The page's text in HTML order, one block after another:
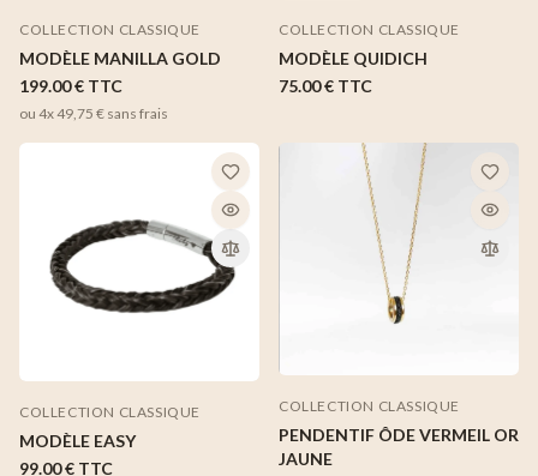
COLLECTION CLASSIQUE
MODÈLE MANILLA GOLD
199.00 € TTC
ou 4x49,75 € sans frais
COLLECTION CLASSIQUE
MODÈLE QUIDICH
75.00 € TTC
COLLECTION CLASSIQUE
MODÈLE EASY
99.00 € TTC
COLLECTION CLASSIQUE
PENDENTIF ÔDE VERMEIL OR
JAUNE